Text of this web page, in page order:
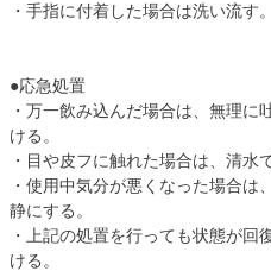
・手指に付着した場合は洗い流す。
●応急処置
・万一飲み込んだ場合は、無理に
ける。
・目や皮フに触れた場合は、清水
・使用中気分が悪くなった場合
静にする。
・上記の処置を行っても状態が回
ける。